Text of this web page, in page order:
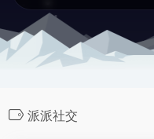
派派社交